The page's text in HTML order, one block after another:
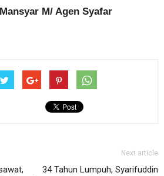
M/ Agen Syafar
Next article
34 Tahun Lumpuh, Syarifuddin